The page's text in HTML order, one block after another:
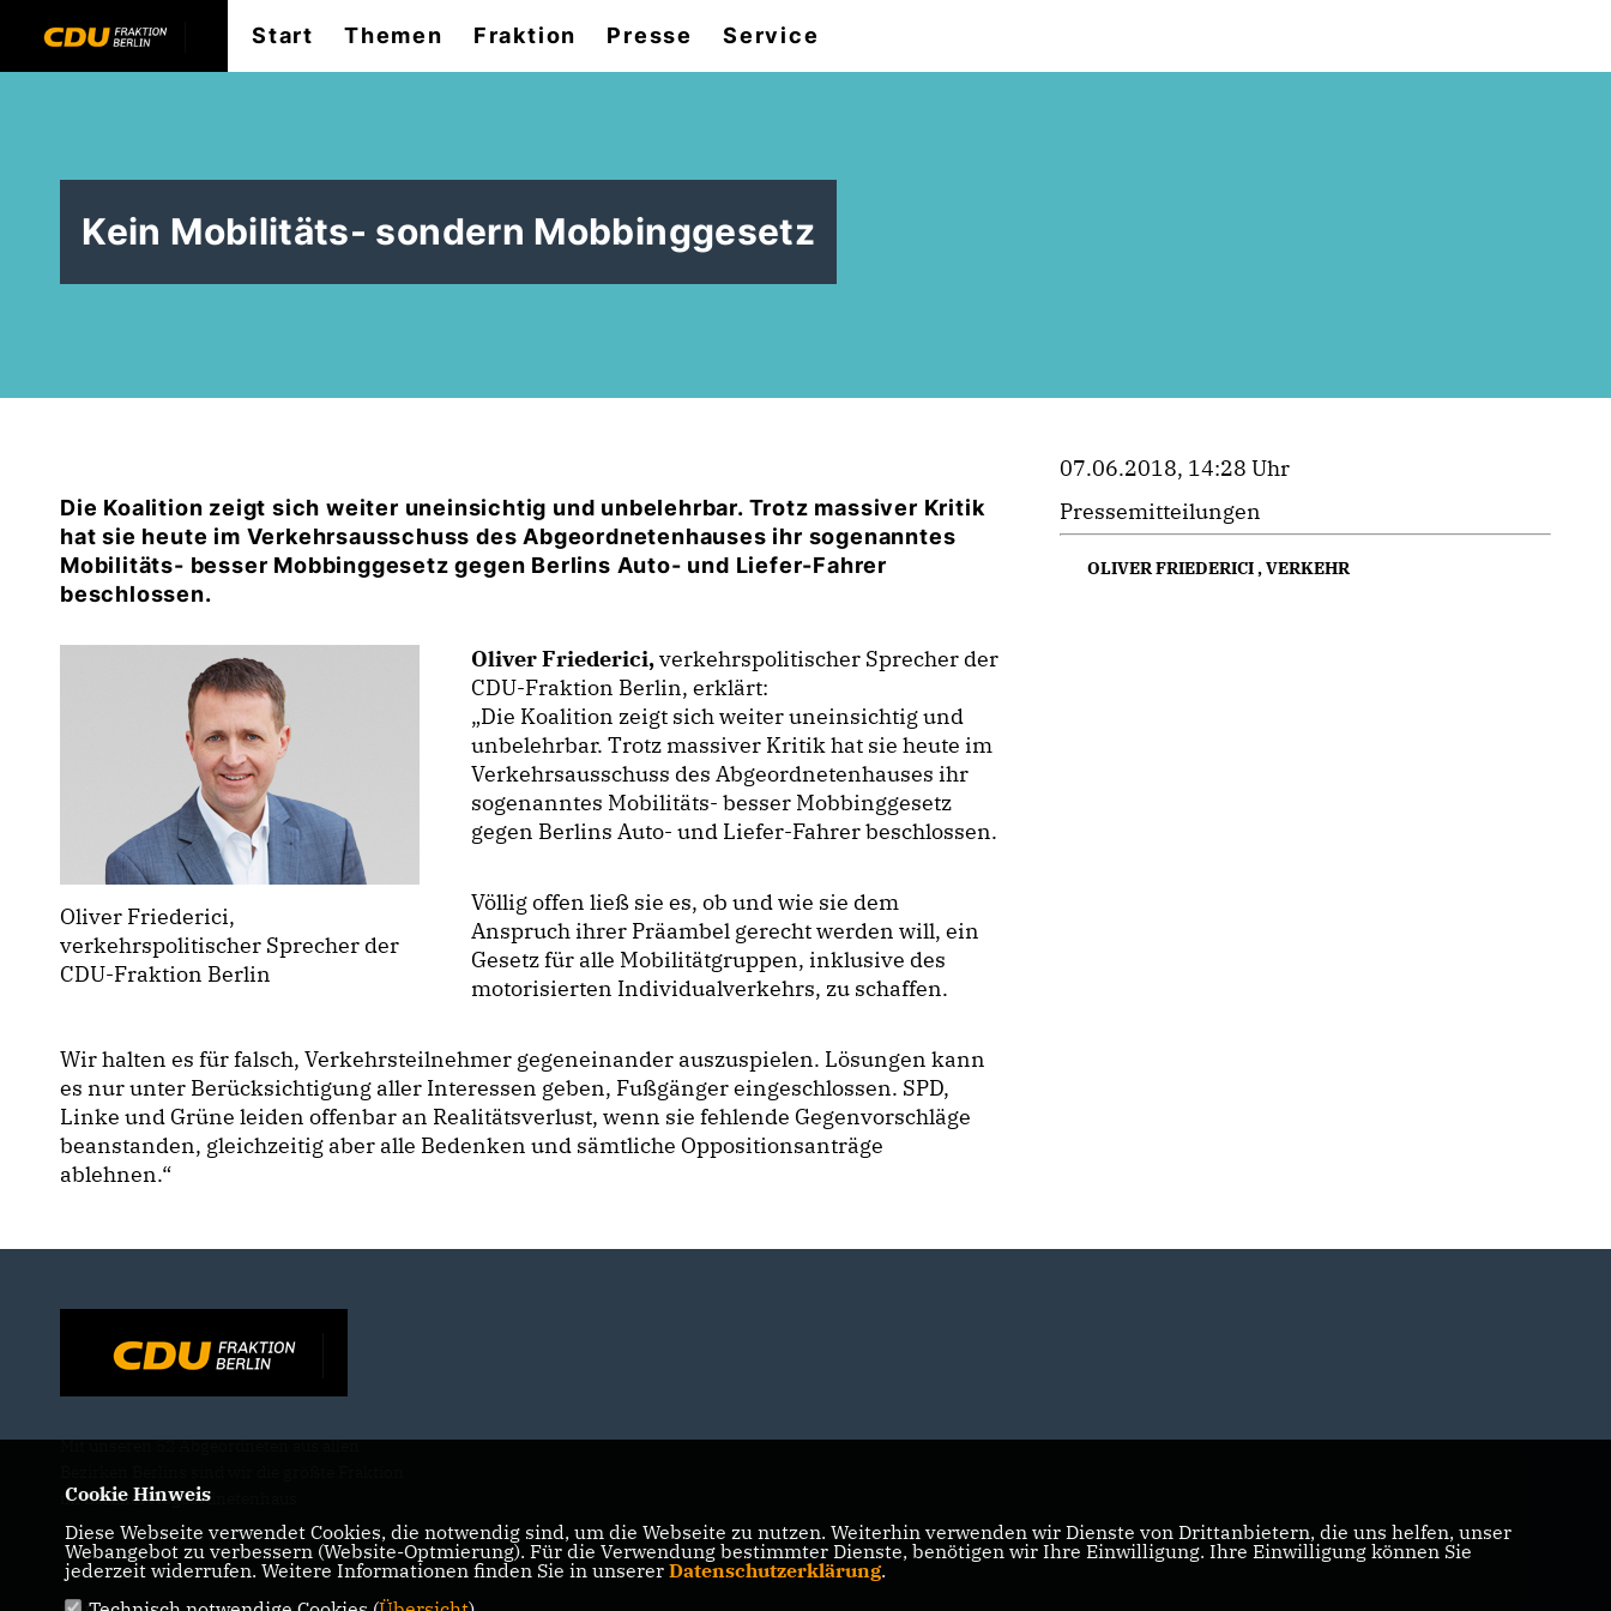
Start Themen Fraktion Presse Service
Kein Mobilitäts- sondern Mobbinggesetz
Die Koalition zeigt sich weiter uneinsichtig und unbelehrbar. Trotz massiver Kritik
hat sie heute im Verkehrsausschuss des Abgeordnetenhauses ihr sogenanntes
Mobilitäts- besser Mobbinggesetz gegen Berlins Auto- und Liefer-Fahrer
beschlossen.
Oliver Friederici,
verkehrspolitischer Sprecher der
CDU-Fraktion Berlin
Oliver Friederici,verkehrspolitischer Sprecher der
CDU-Fraktion Berlin, erklärt:
Die Koalition zeigt sich weiter uneinsichtig und
unbelehrbar. Trotz massiver Kritik hat sie heute im
Verkehrsausschuss des Abgeordnetenhauses ihr
sogenanntes Mobilitäts- besser Mobbinggesetz
gegen Berlins Auto- und Liefer-Fahrer beschlossen.
Völlig offen ließ sie es, ob und wie sie dem
Anspruch ihrer Präambel gerecht werden will, ein
Gesetz für alle Mobilitätgruppen, inklusive des
motorisierten Individualverkehrs, zu schaffen.
Wir halten es für falsch, Verkehrsteilnehmer gegeneinander auszuspielen. Lösungen kann
es nur unter Berücksichtigung aller Interessen geben, Fußgänger eingeschlossen. SPD,
Linke und Grüne leiden offenbar an Realitätsverlust, wenn sie fehlende Gegenvorschläge
beanstanden, gleichzeitig aber alle Bedenken und sämtliche Oppositionsanträge
ablehnen.“
07.06.2018, 14:28 Uhr
Pressemitteilungen
OLIVER FRIEDERICI,VERKEHR
Mit unseren 52 Abgeordneten aus allen
im Berliner Abgeordnetenhaus.
Cookie Hinweis
Diese Webseite verwendet Cookies, die notwendig sind, um die Webseite zu nutzen. Weiterhin verwenden wir Dienste von Drittanbietern, die uns helfen, unser
Webangebot zu verbessern (Website-Optmierung). Für die Verwendung bestimmter Dienste, benötigen wir Ihre Einwilligung. Ihre Einwilligung können Sie
jederzeit widerrufen. Weitere Informationen finden Sie in unserer Datenschutzerklärung.